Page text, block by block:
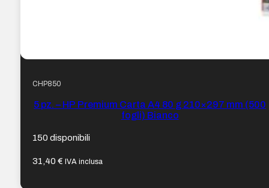
CHP850
5 pz. – HP Premium Carta A4 80 g 210×297 mm (500
fogli) Bianco
150 disponibili
31,40€ IVA inclusa